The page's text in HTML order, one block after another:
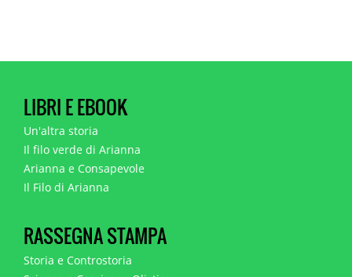
LIBRI E EBOOK
Un'altra storia
Il filo verde di Arianna
Arianna e Consapevole
Il Filo di Arianna
RASSEGNA STAMPA
Storia e Controstoria